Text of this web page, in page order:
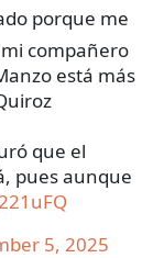
porque me
compañero
está más
que el
pues aunque
5, 2025